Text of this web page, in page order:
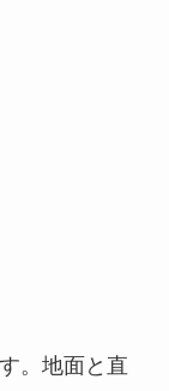
。地面と直